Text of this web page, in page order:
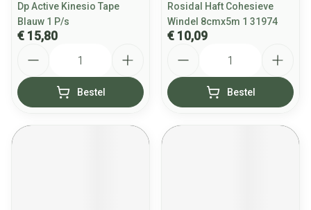
Dp Active Kinesio Tape
Blauw 1 P/s
€ 15,80
Bestel
Rosidal Haft Cohesieve
Windel 8cmx5m 1 31974
€ 10,09
Bestel